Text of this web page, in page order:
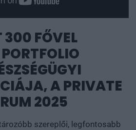
FŐVEL
A PRIVATE
2025
szereplői, legfontosabb